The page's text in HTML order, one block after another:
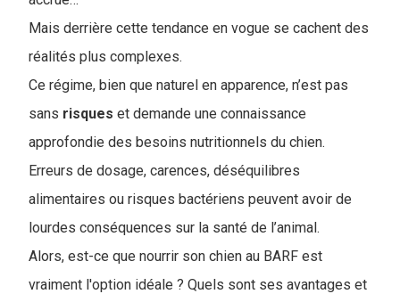
Mais derrière cette tendance en vogue se cachent des
réalités plus complexes.
Ce régime, bien que naturel en apparence, n’est pas
sans risques et demande une connaissance
approfondie des besoins nutritionnels du chien.
Erreurs de dosage, carences, déséquilibres
alimentaires ou risques bactériens peuvent avoir de
lourdes conséquences sur la santé de l’animal.
Alors, est-ce que nourrir son chien au BARF est
vraiment l'option idéale ? Quels sont ses avantages et